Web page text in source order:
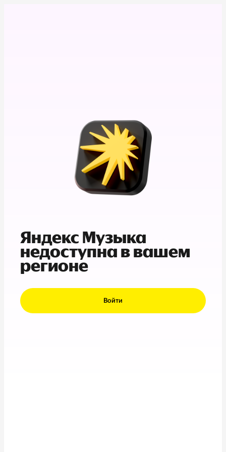
Яндекс Музыка
недоступна в вашем
регионе
Войти